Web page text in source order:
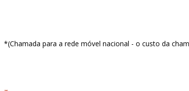
*(Chamada para a rede móvel nacional - o custo da